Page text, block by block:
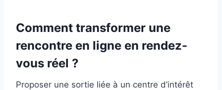
Comment transformer une
rencontre en ligne en rendez-
vous réel ?
Proposer une sortie liée à un centre d’intérêt